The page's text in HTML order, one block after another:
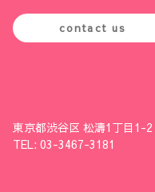
contact us
東京都渋谷区 松濤1丁目1-2
TEL: 03-3467-3181